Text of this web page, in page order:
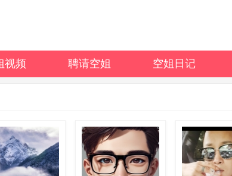
视频 聘请空姐 空姐日记